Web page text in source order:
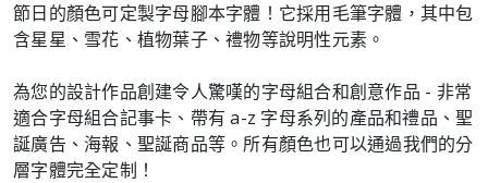
節日的顏色可定製字母腳本字體！它採用毛筆字體，其中包
含星星、雪花、植物葉子、禮物等說明性元素。
為您的設計作品創建令人驚嘆的字母組合和創意作品 - 非常
適合字母組合記事卡、帶有 a-z 字母系列的產品和禮品、聖
誕廣告、海報、聖誕商品等。所有顏色也可以通過我們的分
層字體完全定制！